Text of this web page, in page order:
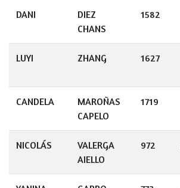
DANI
DIEZ
CHANS
1582
LUYI ZHANG 1627
CANDELA
MAROÑAS
CAPELO
1719
NICOLÁS
VALERGA
AIELLO
972